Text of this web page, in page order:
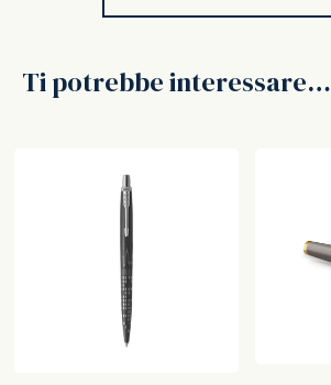
Ti potrebbe interessare…